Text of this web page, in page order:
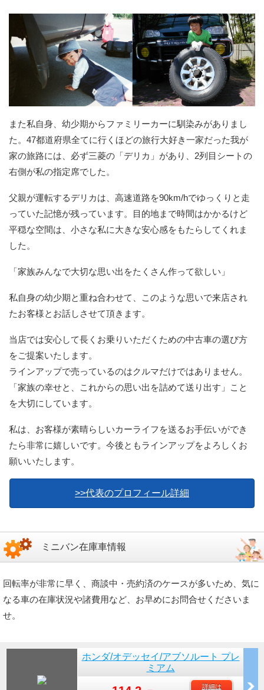
また私自身、幼少期からファミリーカーに馴染みがありまし
た。47都道府県全てに行くほどの旅行大好き一家だった我が
家の旅路には、必ず三菱の「デリカ」があり、2列目シートの
右側が私の指定席でした。
父親が運転するデリカは、高速道路を90km/hでゆっくりと走
っていた記憶が残っています。目的地まで時間はかかるけど
平穏な空間は、小さな私に大きな安心感をもたらしてくれま
した。
「家族みんなで大切な思い出をたくさん作って欲しい」
私自身の幼少期と重ね合わせて、このような思いで来店され
たお客様とお話しさせて頂きます。
当店では安心して長くお乗りいただくための中古車の選び方
をご提案いたします。
ラインアップで売っているのはクルマだけではありません。
「家族の幸せと、これからの思い出を詰めて送り出す」こと
を大切にしています。
私は、お客様が素晴らしいカーライフを送るお手伝いができ
たら非常に嬉しいです。今後ともラインアップをよろしくお
願いいたします。
>>代表のプロフィール詳細
ミニバン在庫車情報
回転率が非常に早く、商談中・売約済のケースが多いため、気に
なる車の在庫状況や諸費用など、お早めにお問合せくださいま
せ。
ホンダ/オデッセイ/アブソルート プレ
ミアム
詳細は